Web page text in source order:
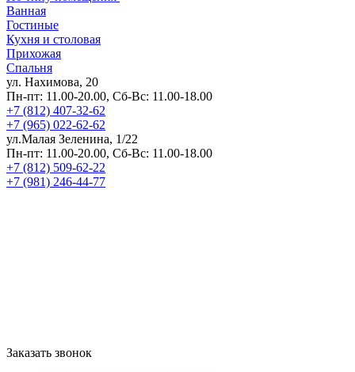
Ванная
Гостиные
Кухня и столовая
Прихожая
Спальня
ул. Нахимова, 20
Пн-пт: 11.00-20.00, Сб-Вс: 11.00-18.00
+7 (812) 407-32-62
+7 (965) 022-62-62
ул.Малая Зеленина, 1/22
Пн-пт: 11.00-20.00, Сб-Вс: 11.00-18.00
+7 (812) 509-62-22
+7 (981) 246-44-77
Заказать звонок